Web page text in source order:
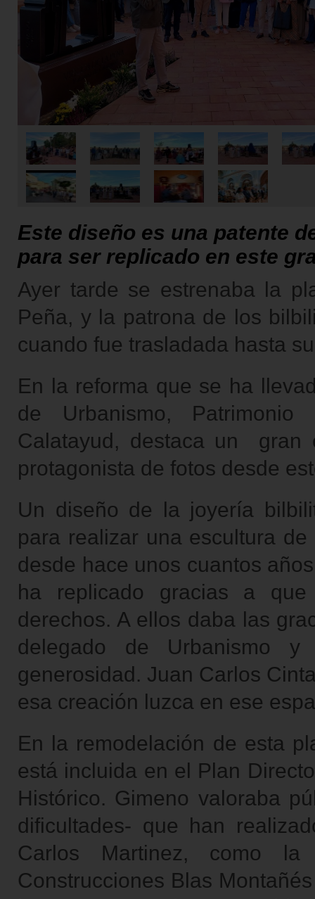
Este diseño es una patente
para ser replicado en este
Ayer tarde se estrenaba la
Peña, y la patrona de los
cuando fue trasladada hasta
En la reforma que se ha
de Urbanismo,
Calatayud, destaca un gran
protagonista de fotos desde
Un diseño de la joyería
para realizar una escultura
desde hace unos cuantos
ha replicado gracias a
derechos. A ellos daba las
delegado de Urbanismo
generosidad. Juan Carlos
esa creación luzca en ese
En la remodelación de esta
está incluida en el Plan
Histórico. Gimeno valoraba
dificultades- que han
Carlos Martinez, como la
Construcciones Blas